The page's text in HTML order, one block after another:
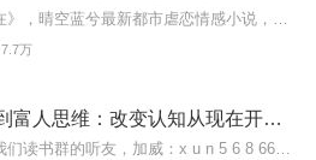
7.7万
从穷人思维到富人思维：改变认知从现在开始！